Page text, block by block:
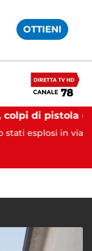
OTTIENI
in via Rocco